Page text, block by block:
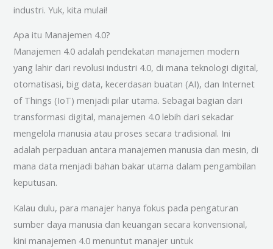
industri. Yuk, kita mulai!
Apa itu Manajemen 4.0?
Manajemen 4.0 adalah pendekatan manajemen modern
yang lahir dari revolusi industri 4.0, di mana teknologi digital,
otomatisasi, big data, kecerdasan buatan (AI), dan Internet
of Things (IoT) menjadi pilar utama. Sebagai bagian dari
transformasi digital, manajemen 4.0 lebih dari sekadar
mengelola manusia atau proses secara tradisional. Ini
adalah perpaduan antara manajemen manusia dan mesin, di
mana data menjadi bahan bakar utama dalam pengambilan
keputusan.
Kalau dulu, para manajer hanya fokus pada pengaturan
sumber daya manusia dan keuangan secara konvensional,
kini manajemen 4.0 menuntut manajer untuk